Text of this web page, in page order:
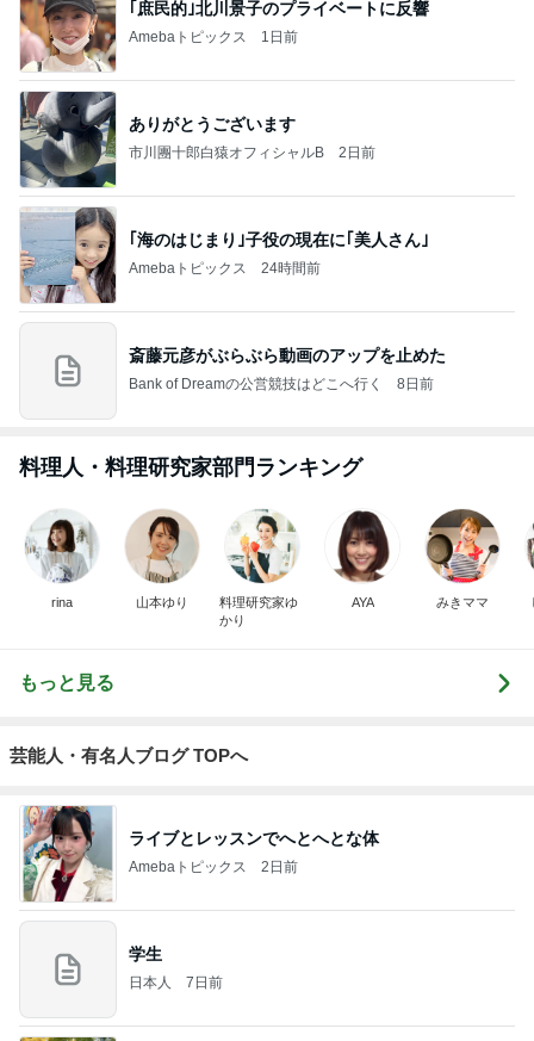
｢庶民的｣北川景子のプライベートに反響
Amebaトピックス 1日前
ありがとうございます
市川團十郎白猿オフィシャルB 2日前
｢海のはじまり｣子役の現在に｢美人さん｣
Amebaトピックス 24時間前
斎藤元彦がぶらぶら動画のアップを止めた
Bank of Dreamの公営競技はどこへ行く 8日前
料理人・料理研究家部門ランキング
rina 山本ゆり
料理研究家ゆ
かり
AYA みきママ
もっと見る
芸能人・有名人ブログ TOPへ
ライブとレッスンでへとへとな体
Amebaトピックス 2日前
学生
日本人 7日前